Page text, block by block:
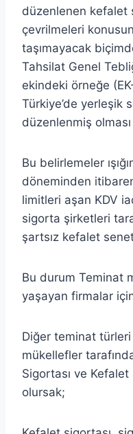
düzenlenen kefalet
çevrilmeleri
taşımayacak
Tahsilat Genel
ekindeki örneğe
Türkiye’de yerleşik
düzenlenmiş
Bu belirlemeler
döneminden
limitleri aşan KDV
sigorta şirketleri
şartsız kefalet
Bu durum Teminat
yaşayan firmalar
Diğer teminat türleri
mükellefler
Sigortası ve
olursak;